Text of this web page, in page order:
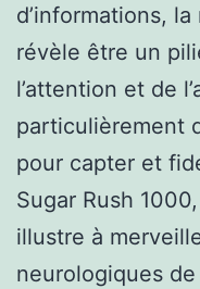
d’informations,
révèle être un
l’attention et de
particulièrement
pour capter et
Sugar Rush
illustre à
neurologiques